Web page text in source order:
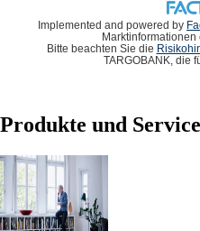
Implemented and powered by
Marktinformationen
Bitte beachten Sie die
TARGOBANK, die
Produkte und